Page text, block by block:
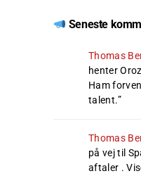
Seneste
Thomas
henter
Ham
talent.”
Thomas
på vej til
aftaler .